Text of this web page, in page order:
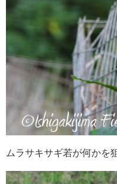
ムラサキサギ若が何かを